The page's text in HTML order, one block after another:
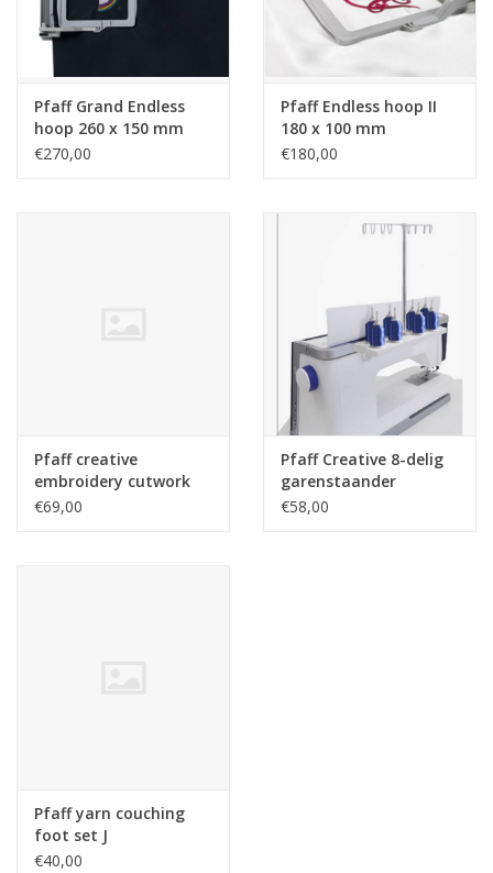
Handwerk
Workshop
Sale / Coupons
Pfaff Grand Endless
hoop 260 x 150 mm
€270,00
Pfaff Endless hoop II
180 x 100 mm
€180,00
Pfaff creative
embroidery cutwork
needle kit E F G J
€69,00
Pfaff Creative 8-delig
garenstaander
€58,00
Pfaff yarn couching
foot set J
€40,00